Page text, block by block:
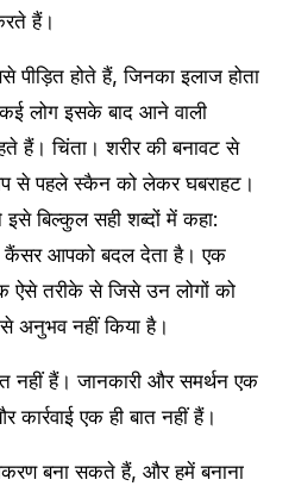
हैं।
होते हैं, जिनका इलाज होता
लोग इसके बाद आने वाली
हैं। चिंता। शरीर की बनावट से
से पहले स्कैन को लेकर घबराहट।
आपको बदल देता है। एक
ऐसे तरीके से जिसे उन लोगों को
अनुभव नहीं किया है।
नहीं हैं। जानकारी और समर्थन एक
एक ही बात नहीं हैं।
बना सकते हैं, और हमें बनाना